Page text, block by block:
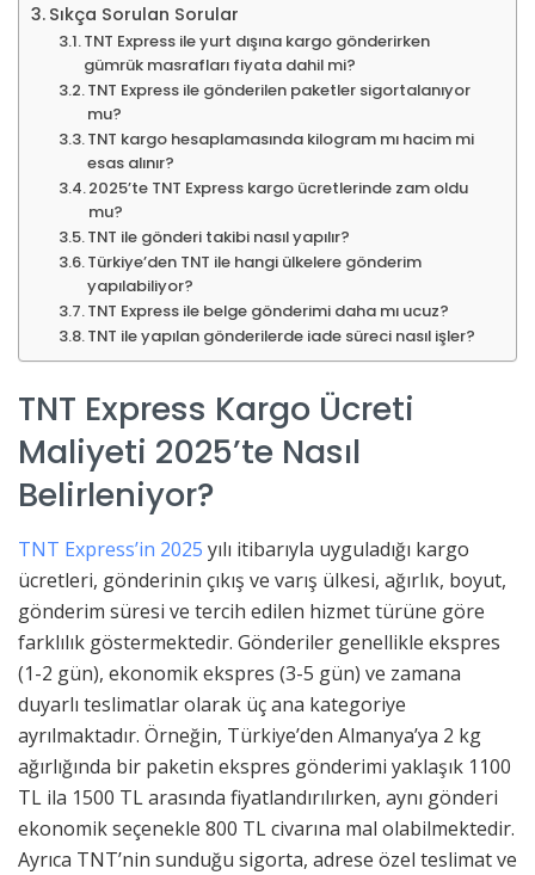
Sıkça Sorulan Sorular
TNT Express ile yurt dışına kargo gönderirken
gümrük masrafları fiyata dahil mi?
TNT Express ile gönderilen paketler sigortalanıyor
mu?
TNT kargo hesaplamasında kilogram mı hacim mi
esas alınır?
2025’te TNT Express kargo ücretlerinde zam oldu
mu?
TNT ile gönderi takibi nasıl yapılır?
Türkiye’den TNT ile hangi ülkelere gönderim
yapılabiliyor?
TNT Express ile belge gönderimi daha mı ucuz?
TNT ile yapılan gönderilerde iade süreci nasıl işler?
TNT Express Kargo Ücreti
Maliyeti 2025’te Nasıl
Belirleniyor?
TNT Express’in 2025 yılı itibarıyla uyguladığı kargo
ücretleri, gönderinin çıkış ve varış ülkesi, ağırlık, boyut,
gönderim süresi ve tercih edilen hizmet türüne göre
farklılık göstermektedir. Gönderiler genellikle ekspres
(1-2 gün), ekonomik ekspres (3-5 gün) ve zamana
duyarlı teslimatlar olarak üç ana kategoriye
ayrılmaktadır. Örneğin, Türkiye’den Almanya’ya 2 kg
ağırlığında bir paketin ekspres gönderimi yaklaşık 1100
TL ila 1500 TL arasında fiyatlandırılırken, aynı gönderi
ekonomik seçenekle 800 TL civarına mal olabilmektedir.
Ayrıca TNT’nin sunduğu sigorta, adrese özel teslimat ve